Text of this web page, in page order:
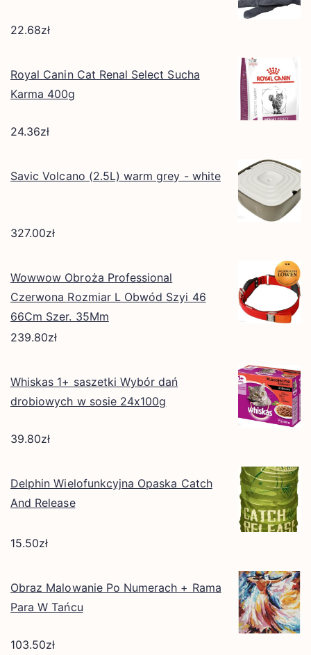
22.68zł
Royal Canin Cat Renal Select Sucha
Karma 400g
24.36zł
Savic Volcano (2.5L) warm grey - white
327.00zł
Wowwow Obroża Professional
Czerwona Rozmiar L Obwód Szyi 46
66Cm Szer. 35Mm
239.80zł
Whiskas 1+ saszetki Wybór dań
drobiowych w sosie 24x100g
39.80zł
Delphin Wielofunkcyjna Opaska Catch
And Release
15.50zł
Obraz Malowanie Po Numerach + Rama
Para W Tańcu
103.50zł